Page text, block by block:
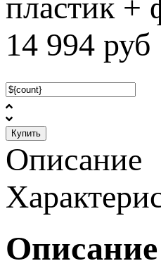
пластик +
14 994 руб
Купить
Описание
Описание